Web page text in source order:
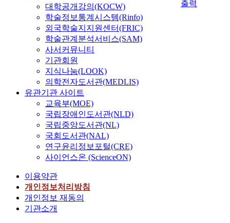
출력
대학공개강의(KOCW)
학술정보통계시스템(Rinfo)
외국학술지지원센터(FRIC)
학술관계분석서비스(SAM)
사서커뮤니티
기관회원
지식나눔(LOOK)
의학전자도서관(MEDLIS)
유관기관 사이트
교육부(MOE)
국립장애인도서관(NLD)
국립중앙도서관(NL)
국회도서관(NAL)
연구윤리정보포털(CRE)
사이언스온 (ScienceON)
이용약관
개인정보처리방침
개인정보 재동의
기관소개